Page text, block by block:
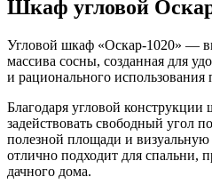
Шкаф угловой
Угловой шкаф «Оскар-1020» —
массива сосны, созданная для
и рационального использования
Благодаря угловой
задействовать свободный угол
полезной площади и визуальную
отлично подходит для спальни,
дачного дома.